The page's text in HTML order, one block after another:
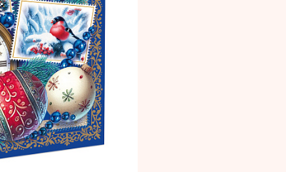
Воронежская кондитерская фабрика
Йошкар-Олинская кондитерская фабрика
Кондитерская фирма «ТАКФ»
Шоколадная фабрика «Новосибирская»